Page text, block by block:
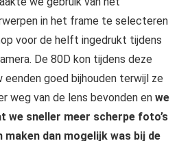
in het frame te selecteren
voor de helft ingedrukt tijdens
De 80D kon tijdens deze
eenden goed bijhouden terwijl ze
weg van de lens bevonden en we
we sneller meer scherpe foto’s
dan mogelijk was bij de